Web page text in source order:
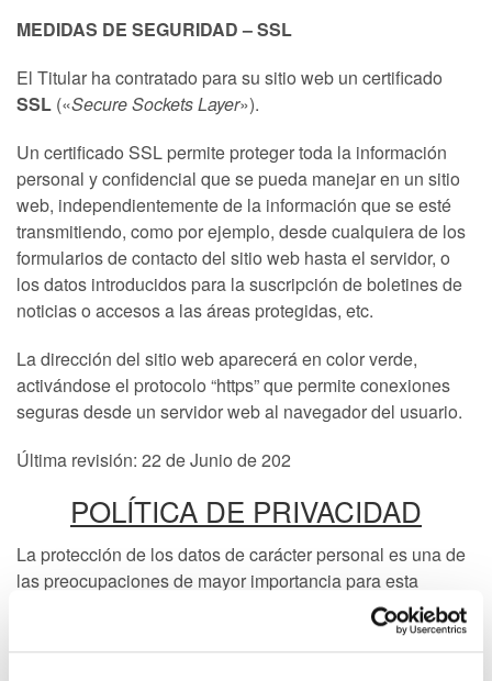
MEDIDAS DE SEGURIDAD –SSL
El Titular ha contratado para su sitio web un certificado
SSL («Secure Sockets Layer»).
Un certificado SSL permite proteger toda la información
personal y confidencial que se pueda manejar en un sitio
web, independientemente de la información que se esté
transmitiendo, como por ejemplo, desde cualquiera de los
formularios de contacto del sitio web hasta el servidor, o
los datos introducidos para la suscripción de boletines de
noticias o accesos a las áreas protegidas, etc.
La dirección del sitio web aparecerá en color verde,
activándose el protocolo “https” que permite conexiones
seguras desde un servidor web al navegador del usuario.
Última revisión: 22 de Junio de 202
POLÍTICA DE PRIVACIDAD
La protección de los datos de carácter personal es una de
las preocupaciones de mayor importancia para esta
En nuestro día a día nos esforzamos para proteger la